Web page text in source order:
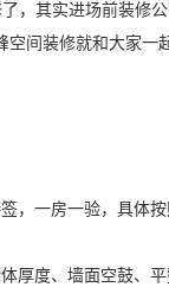
，其实进场前装修
间装修就和大家一
，一房一验，具体按
厚度、墙面空鼓、